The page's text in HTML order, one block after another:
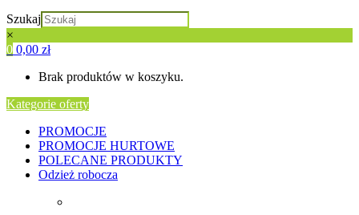
Szukaj
×
0 0,00 zł
Brak produktów w koszyku.
Kategorie oferty
PROMOCJE
PROMOCJE HURTOWE
POLECANE PRODUKTY
Odzież robocza